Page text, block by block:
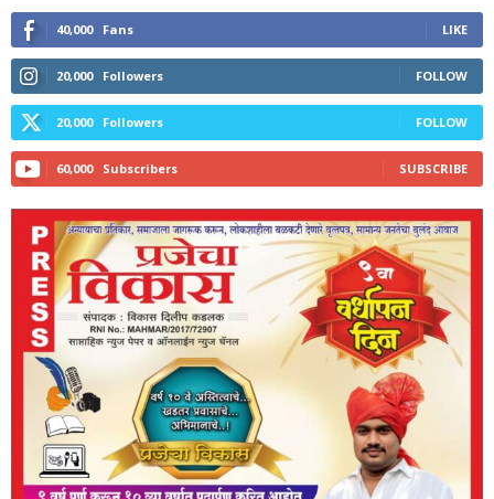
40,000 Fans LIKE
20,000 Followers FOLLOW
20,000 Followers FOLLOW
60,000 Subscribers SUBSCRIBE